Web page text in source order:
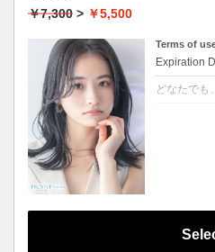
￥7,300 > ￥5,500
Terms of
Expiration
どなたで